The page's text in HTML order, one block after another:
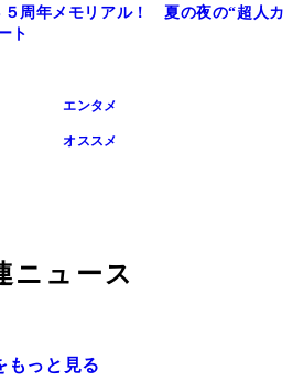
５周年メモリアル！ 夏の夜の“超人カ
ト
エンタメ
オススメ
ニュース
もっと見る